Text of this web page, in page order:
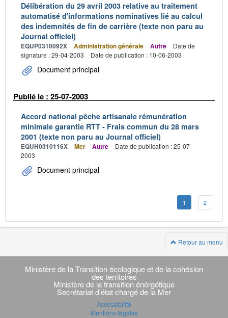
Délibération du 29 avril 2003 relative au traitement
automatisé d'informations nominatives lié au calcul
des indemnités de fin de carrière (texte non paru au
Journal officiel)
EQUP0310092X Administration générale Autre
Date de
signature : 29-04-2003
Date de publication : 10-06-2003
Document principal
Publié le : 25-07-2003
Accord national pêche artisanale rémunération
minimale garantie RTT - Frais commun du 28 mars
2001 (texte non paru au Journal officiel)
EQUH0310116X Mer Autre
Date de publication : 25-07-
2003
Document principal
1 2
Retour au menu
Navigation
transverse
Ministère de la Transition écologique et de la cohésion
des territoires
Ministère de la transition énérgétique
Secrétariat d'état chargé de la Mer
Accessibilité
Mentions légales